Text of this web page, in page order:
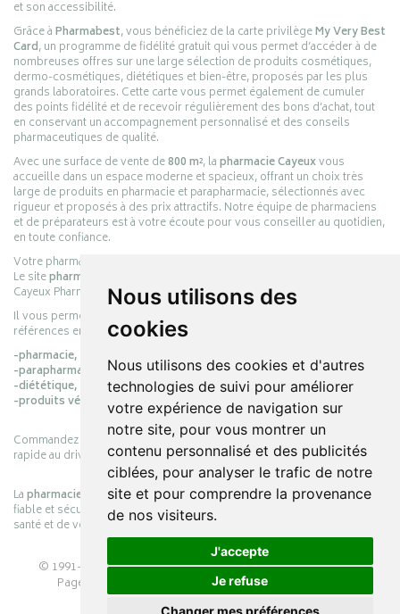
Nous utilisons des
cookies
Nous utilisons des cookies et d'autres
technologies de suivi pour améliorer
votre expérience de navigation sur
notre site, pour vous montrer un
contenu personnalisé et des publicités
ciblées, pour analyser le trafic de notre
site et pour comprendre la provenance
de nos visiteurs.
J'accepte
Je refuse
Changer mes préférences
et son accessibilité.
Grâce àPharmabest, vous bénéficiez de la carte privilègeMy Very Best
Card, un programme de fidélité gratuit qui vous permet d’accéder à de
nombreuses offres sur une large sélection de produits cosmétiques,
dermo-cosmétiques, diététiques et bien-être, proposés par les plus
grands laboratoires. Cette carte vous permet également de cumuler
des points fidélité et de recevoir régulièrement des bons d’achat, tout
en conservant un accompagnement personnalisé et des conseils
pharmaceutiques de qualité.
Avec une surface de vente de800 m², lapharmacie Cayeuxvous
accueille dans un espace moderne et spacieux, offrant un choix très
large de produits en pharmacie et parapharmacie, sélectionnés avec
rigueur et proposés à des prix attractifs. Notre équipe de pharmaciens
et de préparateurs est à votre écoute pour vous conseiller au quotidien,
en toute confiance.
Votre pharmacie en ligne :
Le sitepharmacie-cayeux.fr
Cayeux Pharmabest Berck-sur-Mer – Rang-du-Fliers.
Il vous permet de réaliser vos achats en ligne parmi des milliers de
références en :
-pharmacie,
-parapharmacie,
-diététique,
-produits vétérinaires.
Commandez simplement vos produits en ligne et choisissez le retrait
rapide au drive ou la livraison à domicile, en toute simplicité.
Lapharmacie Cayeuxs’engage à vous offrir une expérience pratique,
fiable et sécurisée, en officine comme en ligne, au service de votre
santé et de votre bien-être.
© 1991-2026PHARMACIE CAYEUX– Tous droits réservés –
Page mise à jour le 03/08/2026 –Pharmacie en ligne
Apotekisto